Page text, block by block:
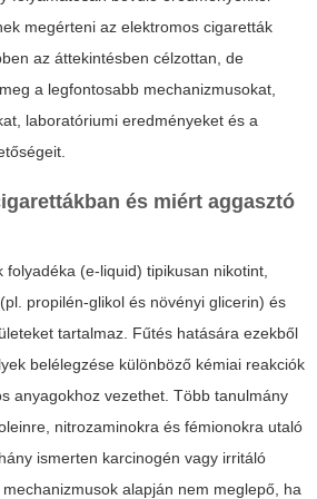
megérteni az elektromos cigaretták
az áttekintésben célzottan, de
a legfontosabb mechanizmusokat,
laboratóriumi eredményeket és a
és miért aggasztó
folyadéka (e-liquid) tipikusan nikotint,
propilén-glikol és növényi glicerin) és
tartalmaz. Fűtés hatására ezekből
belélegzése különböző kémiai reakciók
anyagokhoz vezethet. Több tanulmány
nitrozaminokra és fémionokra utaló
ismerten karcinogén vagy irritáló
mechanizmusok alapján nem meglepő, ha